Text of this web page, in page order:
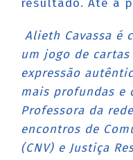
Alieth Cavassa é
um jogo de
expressão
mais profundas e
Professora da
encontros de
(CNV) e Justiça